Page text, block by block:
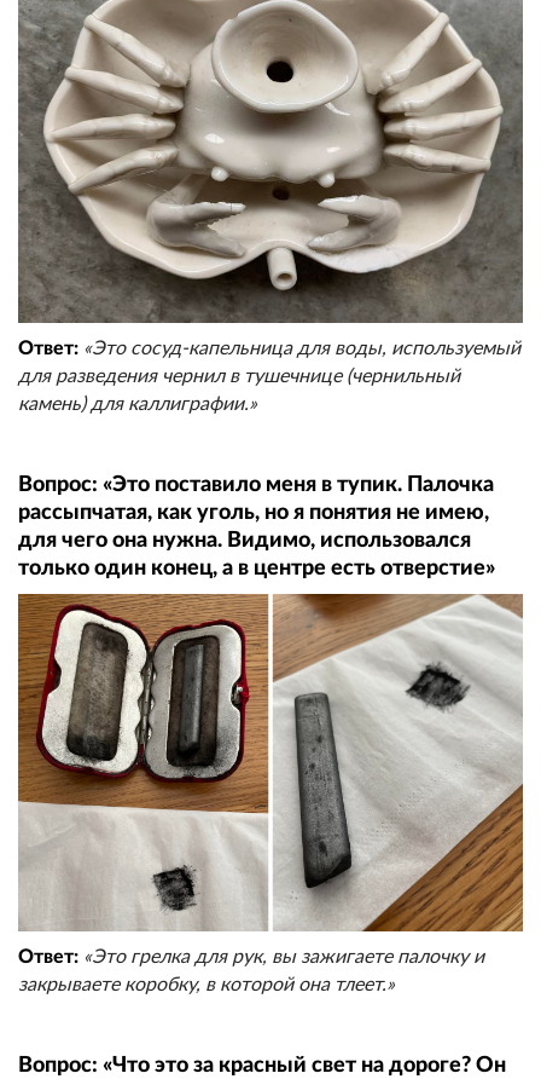
Ответ: «Это сосуд-капельница для воды, используемый
для разведения чернил в тушечнице (чернильный
камень) для каллиграфии.»
Вопрос: «Это поставило меня в тупик. Палочка
рассыпчатая, как уголь, но я понятия не имею,
для чего она нужна. Видимо, использовался
только один конец, а в центре есть отверстие»
Ответ: «Это грелка для рук, вы зажигаете палочку и
закрываете коробку, в которой она тлеет.»
Вопрос: «Что это за красный свет на дороге? Он